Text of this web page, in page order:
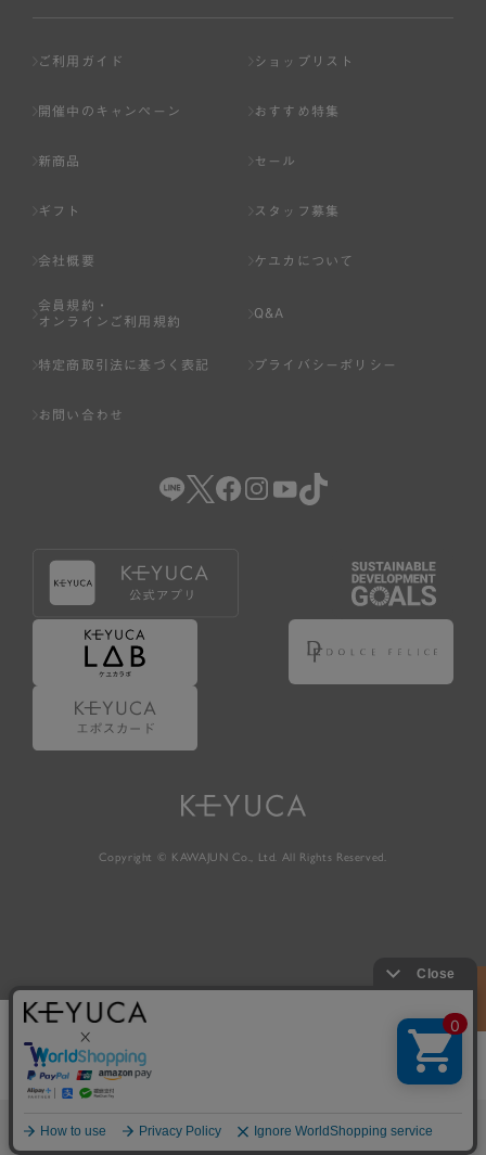
ご利用ガイド ショップリスト
開催中のキャンペーン おすすめ特集
新商品 セール
ギフト スタッフ募集
会社概要 ケユカについて
会員規約・
オンラインご利用規約
Q&A
特定商取引法に基づく表記 プライバシーポリシー
お問い合わせ
Copyright © KAWAJUN Co., Ltd. All Rights Reserved.